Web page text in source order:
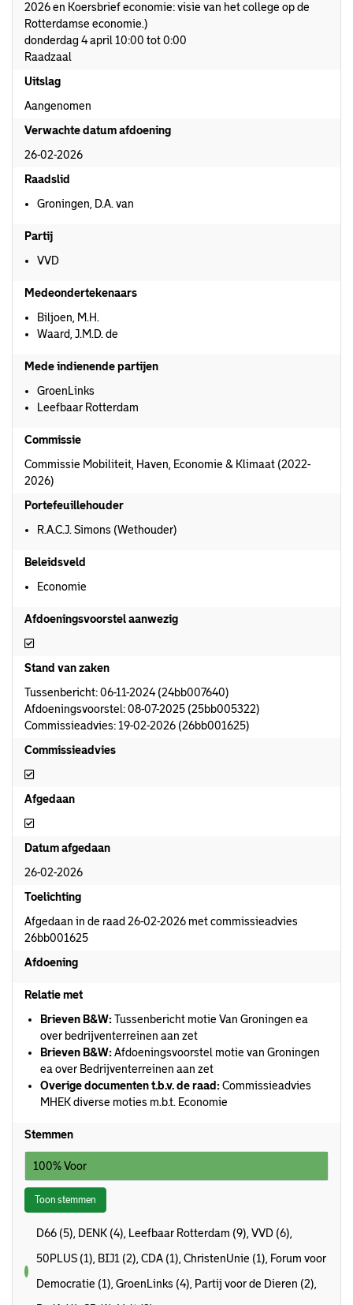
2026 en Koersbrief economie: visie van het college op de
Rotterdamse economie.)
donderdag 4 april 10:00 tot 0:00
Raadzaal
Uitslag
Aangenomen
Verwachte datum afdoening
26-02-2026
Raadslid
Groningen, D.A. van
Partij
VVD
Medeondertekenaars
Biljoen, M.H.
Waard, J.M.D. de
Mede indienende partijen
GroenLinks
Leefbaar Rotterdam
Commissie
Commissie Mobiliteit, Haven, Economie & Klimaat (2022-
2026)
Portefeuillehouder
R.A.C.J. Simons (Wethouder)
Beleidsveld
Economie
Afdoeningsvoorstel aanwezig
Afdoeningsvoorstel aanwezig
Stand van zaken
Tussenbericht: 06-11-2024 (24bb007640)
Afdoeningsvoorstel: 08-07-2025 (25bb005322)
Commissieadvies: 19-02-2026 (26bb001625)
Commissieadvies
Commissieadvies
Afgedaan
Afgedaan
Datum afgedaan
26-02-2026
Toelichting
Afgedaan in de raad 26-02-2026 met commissieadvies
26bb001625
Afdoening
Relatie met
Brieven B&W:Tussenbericht motie Van Groningen ea
over bedrijventerreinen aan zet
Brieven B&W:Afdoeningsvoorstel motie van Groningen
ea over Bedrijventerreinen aan zet
Overige documenten t.b.v. de raad:Commissieadvies
MHEK diverse moties m.b.t. Economie
Stemmen
100% Voor
Toon stemmen
voor
D66 (5), DENK (4), Leefbaar Rotterdam (9), VVD (6),
50PLUS (1), BIJ1 (2), CDA (1), ChristenUnie (1), Forum voor
Democratie (1), GroenLinks (4), Partij voor de Dieren (2),